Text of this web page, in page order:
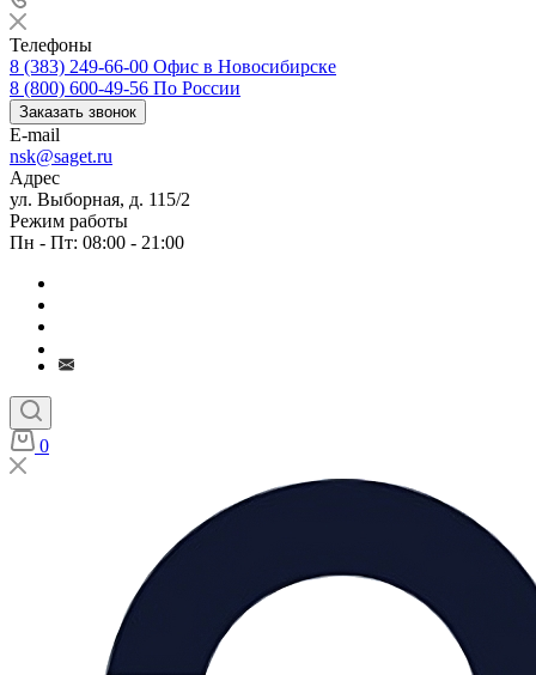
Телефоны
8 (383) 249-66-00 Офис в Новосибирске
8 (800) 600-49-56 По России
Заказать звонок
E-mail
nsk@saget.ru
Адрес
ул. Выборная, д. 115/2
Режим работы
Пн - Пт: 08:00 - 21:00
0